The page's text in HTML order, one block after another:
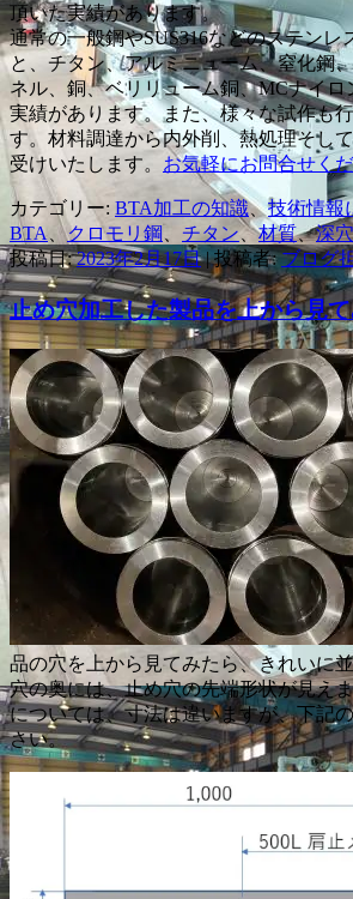
頂いた実績があります。
通常の一般鋼やSUS316などのステンレ
と、チタン、アルミニューム、窒化鋼
ネル、銅、ベリリューム銅、MCナイ
実績があります。また、様々な試作も
す。材料調達から内外削、熱処理そし
受けいたします。 お気軽にお問合せくだ
カテゴリー: BTA加工の知識、技術情報
BTA、クロモリ鋼 、 チタン、材質、深
投稿日:2023年2月17日|投稿者:ブログ
止め穴加工した製品を上から見
品の穴を上から見てみたら、きれいに
穴の奥には、止め穴の先端形状が見え
については、寸法は違いますが、下記
さい。